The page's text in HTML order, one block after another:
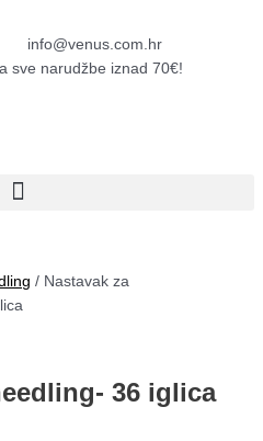
info@venus.com.hr
sve narudžbe iznad 70€!
/ Nastavak za
36 iglica